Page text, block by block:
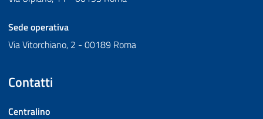
Sede operativa
Via Vitorchiano, 2 - 00189 Roma
Contatti
Centralino